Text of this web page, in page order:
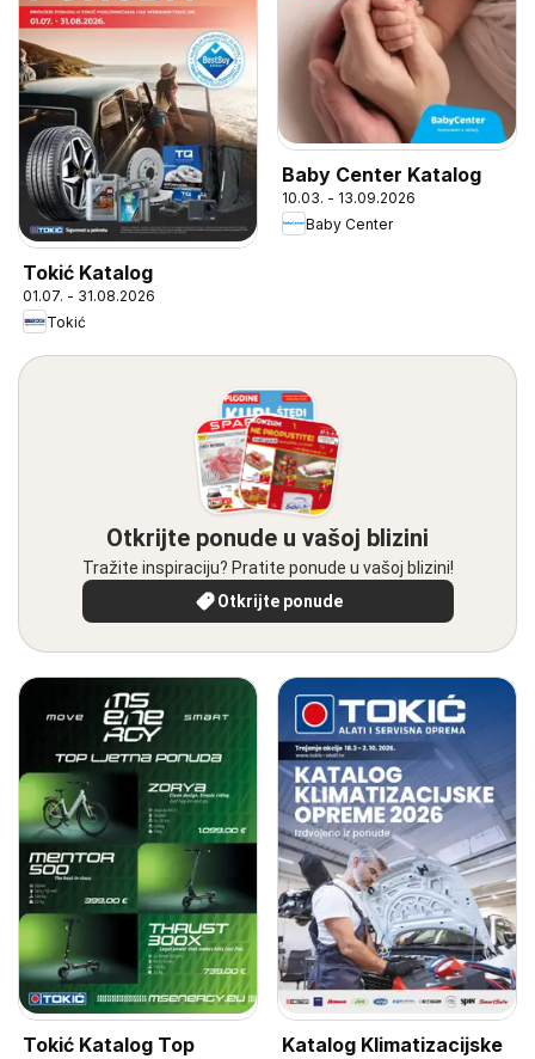
Tokić Katalog
01.07. - 31.08.2026
Tokić
Baby Center Katalog
10.03. - 13.09.2026
Baby Center
Otkrijte ponude u vašoj blizini
Tražite inspiraciju? Pratite ponude u vašoj blizini!
Otkrijte ponude
Tokić Katalog Top Katalog Klimatizacijske